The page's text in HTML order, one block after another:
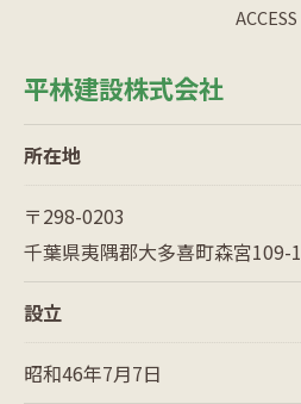
ACCESS
平林建設株式会社
所在地
〒298-0203
千葉県夷隅郡大多喜町森宮109-1
設立
昭和46年7月7日